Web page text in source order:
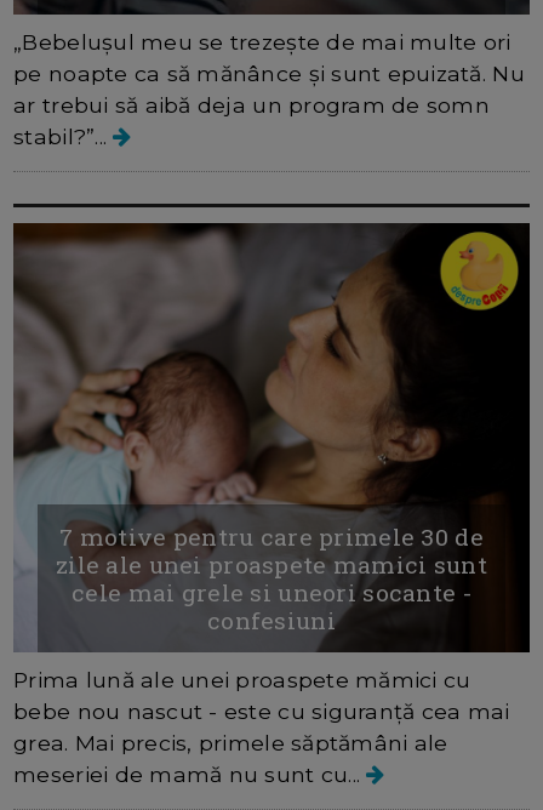
„Bebelușul meu se trezește de mai multe ori
pe noapte ca să mănânce și sunt epuizată. Nu
ar trebui să aibă deja un program de somn
stabil?”...
7 motive pentru care primele 30 de
zile ale unei proaspete mamici sunt
cele mai grele si uneori socante -
confesiuni
Prima lună ale unei proaspete mămici cu
bebe nou nascut - este cu siguranță cea mai
grea. Mai precis, primele săptămâni ale
meseriei de mamă nu sunt cu...